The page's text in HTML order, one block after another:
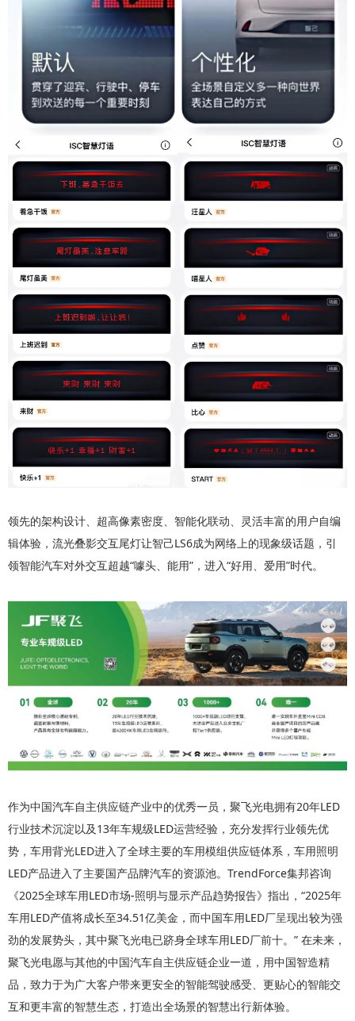
​领先的架构设计、超高像素密度、智能化联动、灵活丰富的用户自编
辑体验，流光叠影交互尾灯让智己LS6成为网络上的现象级话题，引
领智能汽车对外交互超越“噱头、能用”，进入“好用、爱用”时代。
作为中国汽车自主供应链产业中的优秀一员，聚飞光电拥有20年LED
行业技术沉淀以及13年车规级LED运营经验，充分发挥行业领先优
势，车用背光LED进入了全球主要的车用模组供应链体系，车用照明
LED产品进入了主要国产品牌汽车的资源池。TrendForce集邦咨询
《2025全球车用LED市场-照明与显示产品趋势报告》指出，“2025年
车用LED产值将成长至34.51亿美金，而中国车用LED厂呈现出较为强
劲的发展势头，其中聚飞光电已跻身全球车用LED厂前十。” 在未来，
聚飞光电愿与其他的中国汽车自主供应链企业一道，用中国智造精
品，致力于为广大客户带来更安全的智能驾驶感受、更贴心的智能交
互和更丰富的智慧生态，打造出全场景的智慧出行新体验。